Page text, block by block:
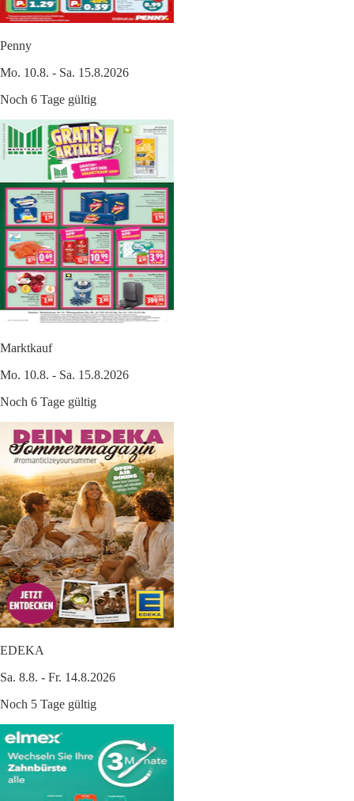
Penny
Mo. 10.8. - Sa. 15.8.2026
Noch 6 Tage gültig
Marktkauf
Mo. 10.8. - Sa. 15.8.2026
Noch 6 Tage gültig
EDEKA
Sa. 8.8. - Fr. 14.8.2026
Noch 5 Tage gültig